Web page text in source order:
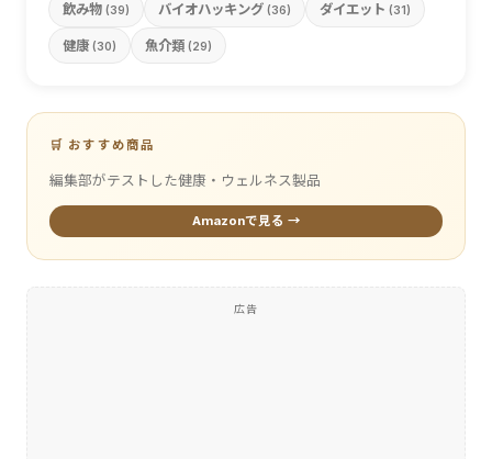
飲み物 (39) バイオハッキング (36) ダイエット (31)
健康 (30) 魚介類 (29)
🛒 おすすめ商品
編集部がテストした健康・ウェルネス製品
Amazonで見る →
広告